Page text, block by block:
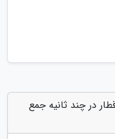
در چند ثانیه جمع